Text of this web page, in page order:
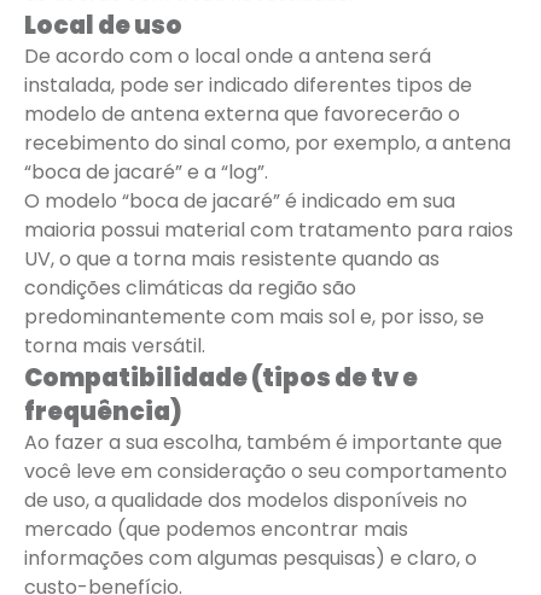
Local de uso
De acordo com o local onde a antena será
instalada, pode ser indicado diferentes tipos de
modelo de antena externa que favorecerão o
recebimento do sinal como, por exemplo, a antena
“boca de jacaré” e a “log”.
O modelo “boca de jacaré” é indicado em sua
maioria possui material com tratamento para raios
UV, o que a torna mais resistente quando as
condições climáticas da região são
predominantemente com mais sol e, por isso, se
torna mais versátil.
Compatibilidade (tipos de tv e
frequência)
Ao fazer a sua escolha, também é importante que
você leve em consideração o seu comportamento
de uso, a qualidade dos modelos disponíveis no
mercado (que podemos encontrar mais
informações com algumas pesquisas) e claro, o
custo-benefício.